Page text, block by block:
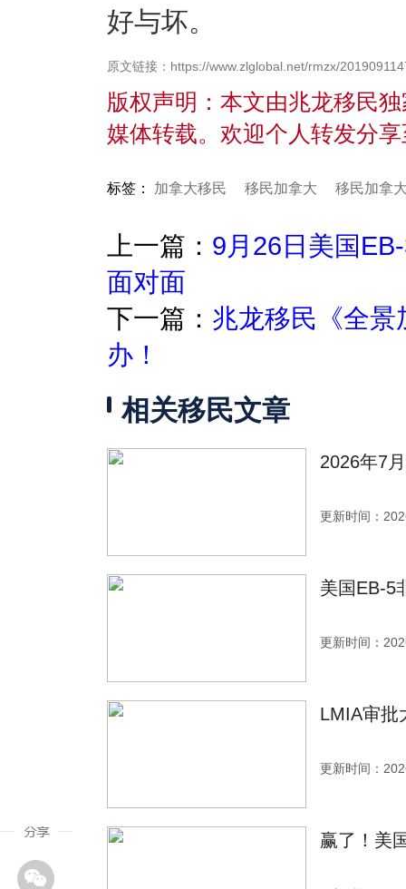
好与坏。
原文链接：https://www.zlglobal.net/rmzx/
版权声明：本文由兆龙移民
媒体转载。欢迎个人转发分
标签： 加拿大移民 移民加拿大 移民加拿
上一篇： 9月26日美国
面对面
下一篇： 兆龙移民《全
办！
相关移民文章
2026年7
更新时间：
美国EB-5
更新时间：
LMIA审批
更新时间：
赢了！美